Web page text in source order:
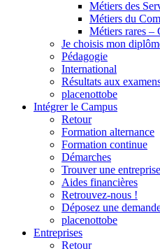
Métiers des
Métiers du
Métiers rares –
Je choisis mon
Pédagogie
International
Résultats aux
placenottobe
Intégrer le Campus
Retour
Formation alternance
Formation continue
Démarches
Trouver une entreprise
Aides financières
Retrouvez-nous !
Déposez une
placenottobe
Entreprises
Retour